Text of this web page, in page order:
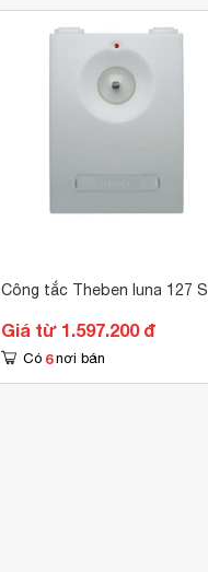
Công tắc Theben luna 127
Giá từ 1.597.200 đ
Có 6 nơi bán